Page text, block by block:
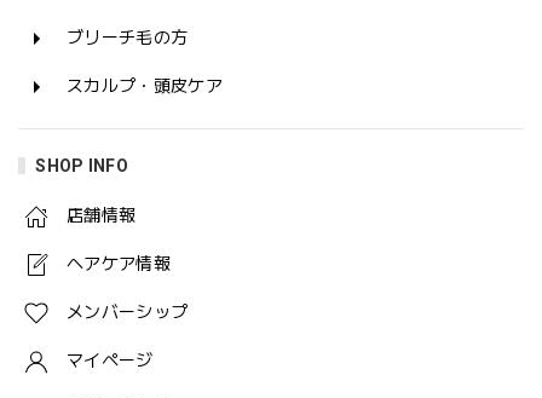
ブリーチ毛の方
スカルプ・頭皮ケア
SHOP INFO
店舗情報
ヘアケア情報
メンバーシップ
マイページ